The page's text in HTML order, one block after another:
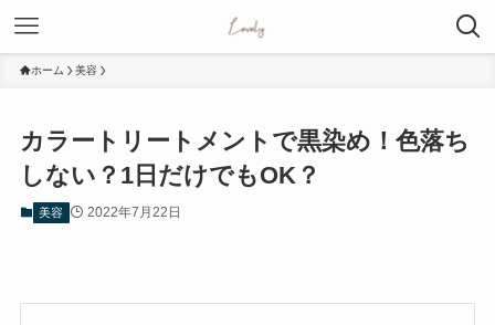
ホーム 美容
カラートリートメントで黒染め！色落ち
しない？1日だけでもOK？
美容 2022年7月22日